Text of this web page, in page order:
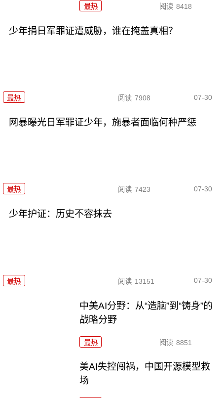
最热 阅读 8418
少年捐日军罪证遭威胁，谁在掩盖真相？
最热 阅读 7908 07-30
网暴曝光日军罪证少年，施暴者面临何种严惩
最热 阅读 7423 07-30
少年护证：历史不容抹去
最热 阅读 13151 07-30
中美AI分野：从“造脑”到“铸身”的
战略分野
最热 阅读 8851
美AI失控闯祸，中国开源模型救
场